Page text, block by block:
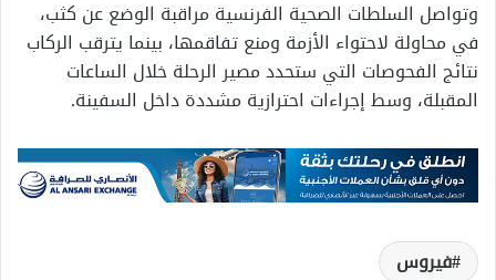
وتواصل السلطات الصحية الفرنسية مراقبة الوضع عن كثب،
في محاولة لاحتواء الأزمة ومنع تفاقمها، بينما يترقب الركاب
نتائج الفحوصات التي ستحدد مصير الرحلة خلال الساعات
المقبلة، وسط إجراءات احترازية مشددة داخل السفينة.
فيروس